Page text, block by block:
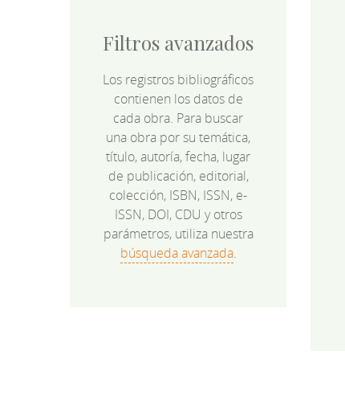
Filtros avanzados
Los registros bibliográficos
contienen los datos de
cada obra. Para buscar
una obra por su temática,
título, autoría, fecha, lugar
de publicación, editorial,
colección, ISBN, ISSN, e-
ISSN, DOI, CDU y otros
parámetros, utiliza nuestra
búsqueda avanzada.